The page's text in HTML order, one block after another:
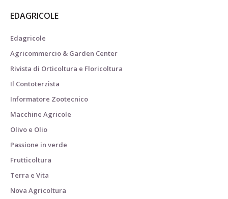
EDAGRICOLE
Edagricole
Agricommercio & Garden Center
Rivista di Orticoltura e Floricoltura
Il Contoterzista
Informatore Zootecnico
Macchine Agricole
Olivo e Olio
Passione in verde
Frutticoltura
Terra e Vita
Nova Agricoltura